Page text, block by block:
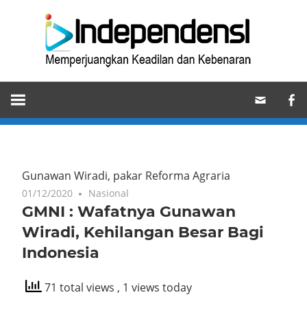
Memperjuangkan
Keadilan
dan
Gunawan Wiradi, pakar Reforma Agraria
01/12/2020 Nasional
GMNI : Wafatnya Gunawan
Wiradi, Kehilangan Besar Bagi
Indonesia
71 total views , 1 views today